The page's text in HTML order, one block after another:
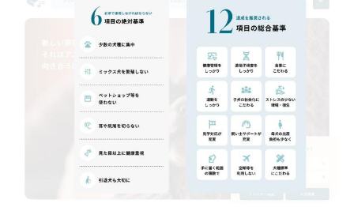
っても大きな負担であり、ワンちゃん自身にとっても非常に
だからこそ、私たちは正しい情報と安心して選べる場所を提
供すべきだと考えています。BreederFamiliesでは、ワンち
ゃんを家族のように愛する「優良ブリーダー」のみを独自の
厳しい基準で厳選し、その評価基準や評価結果をオープンに
しています。これにより、消費者の皆様が安心して子犬やブ
リーダーを選べる環境を整えています。
そして、消費者の皆様が正しい情報をもとに優良ブリーダー
を求めることで、ワンちゃんを家族のように愛する優良ブリ
ーダーが増え、営利優先の「悪徳ブリーダー」が自然と淘汰
される社会を目指しています。目の前の子犬だけでなく、親